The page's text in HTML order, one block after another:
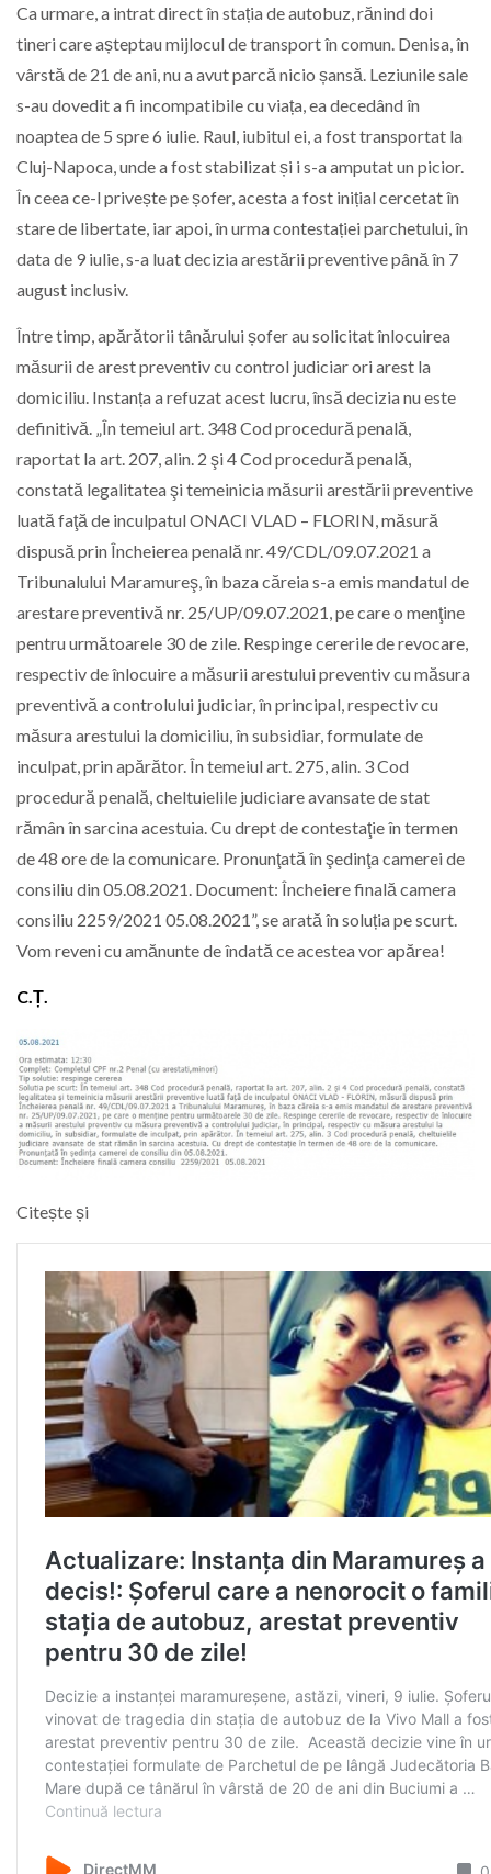
Ca urmare, a intrat direct în stația de autobuz, rănind doi
tineri care așteptau mijlocul de transport în comun. Denisa, în
vârstă de 21 de ani, nu a avut parcă nicio șansă. Leziunile sale
s-au dovedit a fi incompatibile cu viața, ea decedând în
noaptea de 5 spre 6 iulie. Raul, iubitul ei, a fost transportat la
Cluj-Napoca, unde a fost stabilizat și i s-a amputat un picior.
În ceea ce-l privește pe șofer, acesta a fost inițial cercetat în
stare de libertate, iar apoi, în urma contestației parchetului, în
data de 9 iulie, s-a luat decizia arestării preventive până în 7
august inclusiv.
Între timp, apărătorii tânărului șofer au solicitat înlocuirea
măsurii de arest preventiv cu control judiciar ori arest la
domiciliu. Instanța a refuzat acest lucru, însă decizia nu este
definitivă. „În temeiul art. 348 Cod procedură penală,
raportat la art. 207, alin. 2 şi 4 Cod procedură penală,
constată legalitatea şi temeinicia măsurii arestării preventive
luată faţă de inculpatul ONACI VLAD – FLORIN, măsură
dispusă prin Încheierea penală nr. 49/CDL/09.07.2021 a
Tribunalului Maramureş, în baza căreia s-a emis mandatul de
arestare preventivă nr. 25/UP/09.07.2021, pe care o menţine
pentru următoarele 30 de zile. Respinge cererile de revocare,
respectiv de înlocuire a măsurii arestului preventiv cu măsura
preventivă a controlului judiciar, în principal, respectiv cu
măsura arestului la domiciliu, în subsidiar, formulate de
inculpat, prin apărător. În temeiul art. 275, alin. 3 Cod
procedură penală, cheltuielile judiciare avansate de stat
rămân în sarcina acestuia. Cu drept de contestaţie în termen
de 48 ore de la comunicare. Pronunţată în şedinţa camerei de
consiliu din 05.08.2021. Document: Încheiere finală camera
consiliu 2259/2021 05.08.2021”, se arată în soluția pe scurt.
Vom reveni cu amănunte de îndată ce acestea vor apărea!
C.Ț.
Citește și